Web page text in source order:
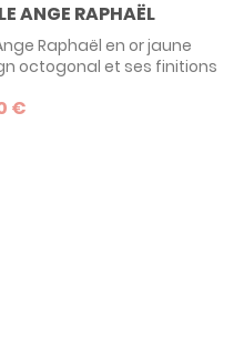
ANGE RAPHAËL
Raphaël en or jaune
octogonal et ses finitions
la avec une
€